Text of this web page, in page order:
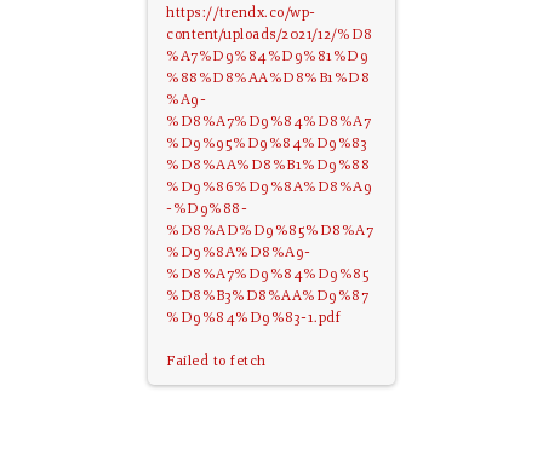
https://trendx.co/wp-
content/uploads/2021/12/%D8
%A7%D9%84%D9%81%D9
%88%D8%AA%D8%B1%D8
%A9-
%D8%A7%D9%84%D8%A7
%D9%95%D9%84%D9%83
%D8%AA%D8%B1%D9%88
%D9%86%D9%8A%D8%A9
-%D9%88-
%D8%AD%D9%85%D8%A7
%D9%8A%D8%A9-
%D8%A7%D9%84%D9%85
%D8%B3%D8%AA%D9%87
%D9%84%D9%83-1.pdf
Failed to fetch